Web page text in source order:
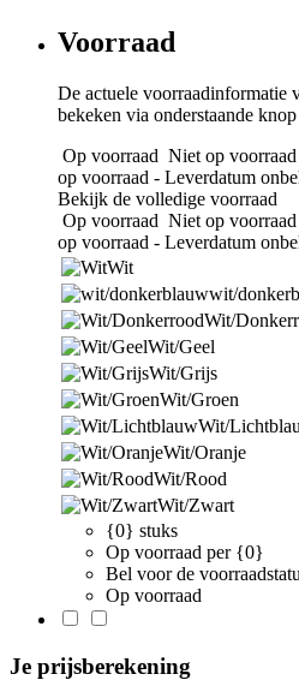
Voorraad
De actuele voorraadinformatie
bekeken via onderstaande knop
Op voorraad Niet op
op voorraad - Leverdatum
Bekijk de volledige voorraad
Op voorraad Niet op
op voorraad - Leverdatum
Wit
wit/
Wit/
Wit/Geel
Wit/Grijs
Wit/Groen
Wit/
Wit/Oranje
Wit/Rood
Wit/Zwart
{0} stuks
Op voorraad per {0}
Bel voor de
Op voorraad
Je prijsberekening